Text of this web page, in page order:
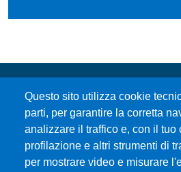
Questo sito utilizza cookie
parti, per garantire la corretta
analizzare il traffico e, con il tuo
profilazione e altri strumenti di
per mostrare video e misurare
Università degli Studi di Messina